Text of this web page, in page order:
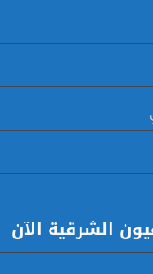
الشرقية الآن